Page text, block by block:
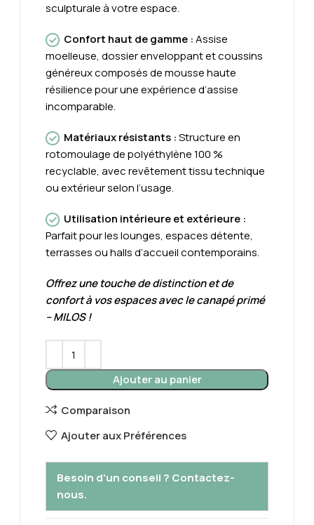
sculpturale à votre espace.
Confort haut de gamme :Assise
moelleuse, dossier enveloppant et coussins
généreux composés de mousse haute
résilience pour une expérience d’assise
incomparable.
Matériaux résistants :Structure en
rotomoulage de polyéthylène 100 %
recyclable, avec revêtement tissu technique
ou extérieur selon l’usage.
Utilisation intérieure et extérieure :
Parfait pour les lounges, espaces détente,
terrasses ou halls d’accueil contemporains.
Offrez une touche de distinction et de
confort à vos espaces avec le canapé primé
– MILOS !
Ajouter au panier
Comparaison
Ajouter aux Préférences
Besoin d'un conseil ? Contactez-
nous.